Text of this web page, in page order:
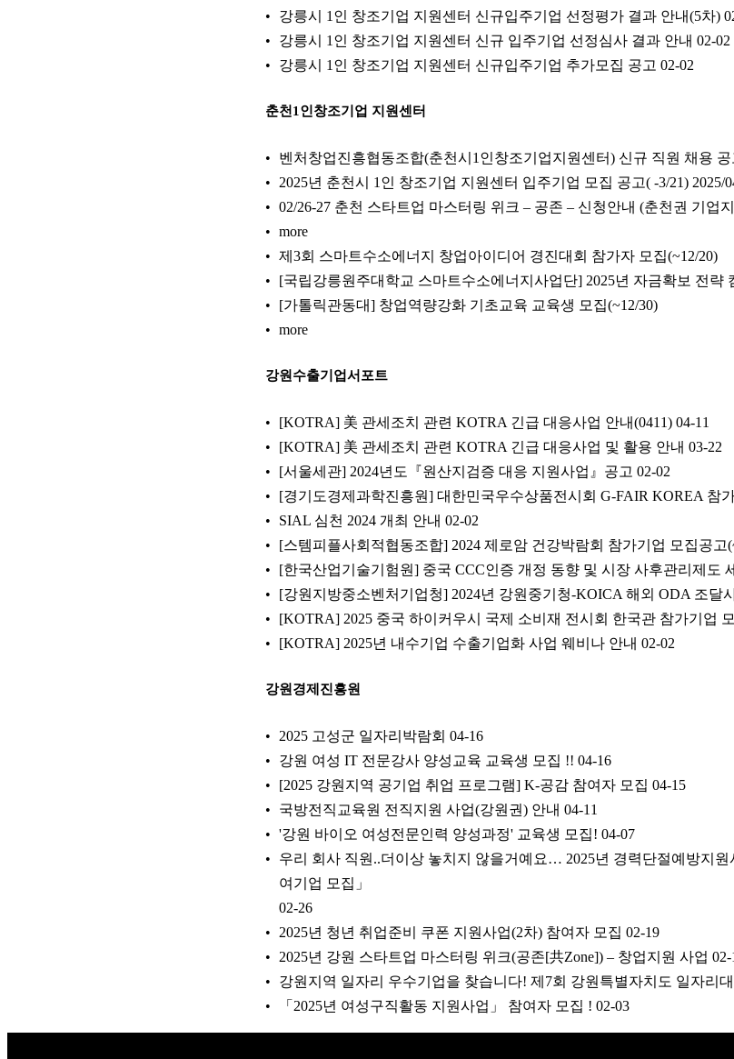
강릉시 1인 창조기업 지원센터 신규입주기업 선정평가 결과 안내(5차)
강릉시 1인 창조기업 지원센터 신규 입주기업 선정심사 결과 안내 02-02
강릉시 1인 창조기업 지원센터 신규입주기업 추가모집 공고 02-02
춘천1인창조기업 지원센터
벤처창업진흥협동조합(춘천시1인창조기업지원센터) 신규 직원 채용 공
2025년 춘천시 1인 창조기업 지원센터 입주기업 모집 공고( -3/21) 2025/
02/26-27 춘천 스타트업 마스터링 위크 – 공존 – 신청안내 (춘천권 기업
more
제3회 스마트수소에너지 창업아이디어 경진대회 참가자 모집(~12/20)
[국립강릉원주대학교 스마트수소에너지사업단] 2025년 자금확보 전
[가톨릭관동대] 창업역량강화 기초교육 교육생 모집(~12/30)
more
강원수출기업서포트
[KOTRA] 美 관세조치 관련 KOTRA 긴급 대응사업 안내(0411) 04-11
[KOTRA] 美 관세조치 관련 KOTRA 긴급 대응사업 및 활용 안내 03-22
[서울세관] 2024년도『원산지검증 대응 지원사업』공고 02-02
[경기도경제과학진흥원] 대한민국우수상품전시회 G-FAIR KOREA 참
SIAL 심천 2024 개최 안내 02-02
[스템피플사회적협동조합] 2024 제로암 건강박람회 참가기업 모집공고
[한국산업기술기험원] 중국 CCC인증 개정 동향 및 시장 사후관리제도
[강원지방중소벤처기업청] 2024년 강원중기청-KOICA 해외 ODA 조달
[KOTRA] 2025 중국 하이커우시 국제 소비재 전시회 한국관 참가기업
[KOTRA] 2025년 내수기업 수출기업화 사업 웨비나 안내 02-02
강원경제진흥원
2025 고성군 일자리박람회 04-16
강원 여성 IT 전문강사 양성교육 교육생 모집 !! 04-16
[2025 강원지역 공기업 취업 프로그램] K-공감 참여자 모집 04-15
국방전직교육원 전직지원 사업(강원권) 안내 04-11
'강원 바이오 여성전문인력 양성과정' 교육생 모집! 04-07
우리 회사 직원..더이상 놓치지 않을거예요… 2025년 경력단절예방지
여기업 모집」
02-26
2025년 청년 취업준비 쿠폰 지원사업(2차) 참여자 모집 02-19
2025년 강원 스타트업 마스터링 위크(공존[共Zone]) – 창업지원 사업 02-
강원지역 일자리 우수기업을 찾습니다! 제7회 강원특별자치도 일자리
「2025년 여성구직활동 지원사업」 참여자 모집 ! 02-03